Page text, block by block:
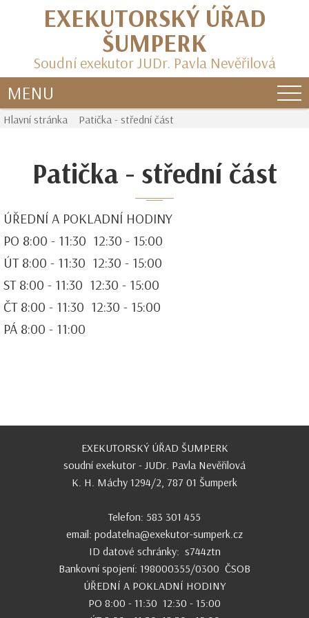
EXEKUTORSKÝ ÚŘAD
ŠUMPERK
Soudní exekutor JUDr. Pavla Nevěřilová
MENU
Hlavní stránka Patička - střední část
Patička - střední část
ÚŘEDNÍ A POKLADNÍ HODINY
PO 8:00 - 11:30 12:30 - 15:00
ÚT 8:00 - 11:30 12:30 - 15:00
ST 8:00 - 11:30 12:30 - 15:00
ČT 8:00 - 11:30 12:30 - 15:00
PÁ 8:00 - 11:00
EXEKUTORSKÝ ÚŘAD ŠUMPERK
soudní exekutor - JUDr. Pavla Nevěřilová
K. H. Máchy 1294/2, 787 01 Šumperk
Telefon: 583 301 455
email: podatelna@exekutor-sumperk.cz
ID datové schránky: s744ztn
Bankovní spojení: 198000355/0300 ČSOB
ÚŘEDNÍ A POKLADNÍ HODINY
PO 8:00 - 11:30 12:30 - 15:00